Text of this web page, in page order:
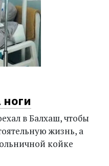
в Балхаш, чтобы
жизнь, а
койке